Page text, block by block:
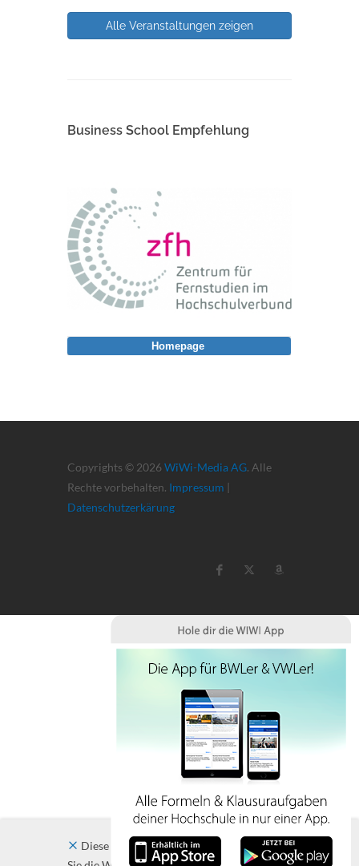
Alle Veranstaltungen zeigen
Business School Empfehlung
Copyrights © 2026 WiWi-Media AG. Alle
Rechte vorbehalten. Impressum |
Datenschutzerkärung
Diese Website verwendet Cookies. Indem
Homepage